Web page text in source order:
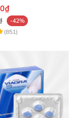
-42%
(851)